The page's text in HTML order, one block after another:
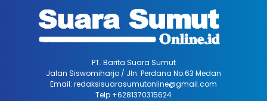
PT. Barita Suara Sumut
Jalan Siswomiharjo / Jln. Perdana No.63 Medan
Email: redaksisuarasumutonline@gmail.com
Telp +6281370315624